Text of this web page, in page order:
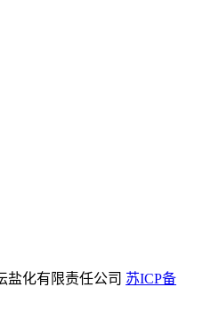
盐化有限责任公司 苏ICP备